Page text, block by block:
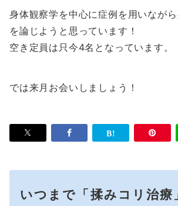
身体観察学を中心に症例を用いなが
を論じようと思っています！
空き定員は只今4名となっています。
では来月お会いしましょう！
いつまで「揉みコリ治療